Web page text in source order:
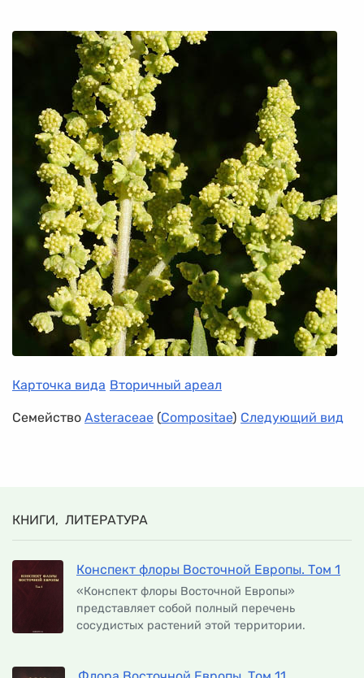
Карточка вида Вторичный ареал
Семейство Asteraceae (Compositae) Следующий вид
КНИГИ, ЛИТЕРАТУРА
Конспект флоры Восточной Европы. Том 1
«Конспект флоры Восточной Европы»
представляет собой полный перечень
сосудистых растений этой территории.